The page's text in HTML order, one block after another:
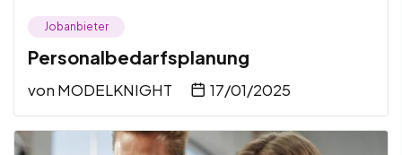
Jobanbieter
Personalbedarfsplanung
von MODELKNIGHT 17/01/2025